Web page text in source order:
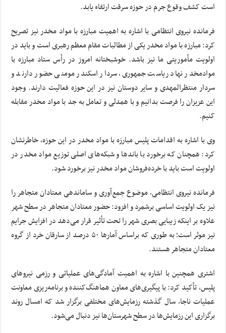
است کشف وقوع جرم در حوزه سرقت ارتقاء یابد.
فرمانده نیروی انتظامی با اشاره به اهمیت مبارزه با مواد مخدر نیز تصریح
کرد: مبارزه با مواد مخدر یکی از مطالبات مقام معظم رهبری است و باید در
اولویت مأموریتی ما نیز باشد. خوشبختانه امروز در رأس ستاد مبارزه با
موادمخدر نهاد ریاست جمهوری، سردار اسکندر مومنی حضور دارند و
سردار منتظرالمهدی و سایر دوستان نیز در این حوزه فعالیت دارند. وجود
این عزیزان را فرصت بدانیم و با همدلی و تعامل به جد با مواد مخدر مقابله
کنیم.
وی با اشاره به اقدامات پلیس مبارزه با مواد مخدر در این حوزه، خاطرنشان
کرد: همچنان که برخورد با باندها و شبکه‌های اصلی توزیع مواد مخدر در
اولویت است باید با خرده‌فروشان مواد مخدر نیز برخورد شود.
فرمانده نیروی انتظامی، موضوع جمع‌آوری و ساماندهی معتادان متجاهر را
نیز یک اولویت اساسی برشمرد و افزود: حضور معتادان متجاهر در سطح شهر
علاوه بر اینکه زیبایی بصری شهر را تحت تأثیر قرار می‌دهد در افزایش جرایم
نیز موثر است؛ به طوری که براساس آمارها ۵۰ درصد از سارقان خرد از گروه
معتادان متجاهر هستند.
اشتری همچنین با اشاره به اهمیت آمادگی‌های عملیاتی و رزمی نیروهای
پلیس، تأکید کرد: با پیگیری‌های معاون هماهنگ‌کننده و برنامه‌ریزی معاونت
عملیات ناجا، سال گذشته رزمایش‌های مختلفی برگزار شد که امسال روند
برگزاری این رزمایش‌ها در سطح شهرستان‌ها نیز دنبال می‌شود.